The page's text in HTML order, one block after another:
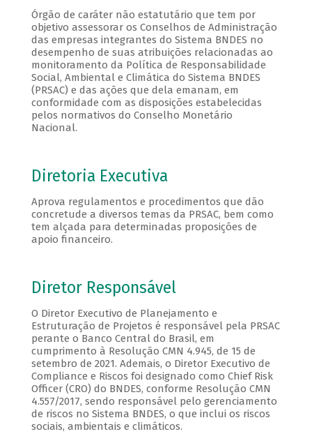
Órgão de caráter não estatutário que tem por
objetivo assessorar os Conselhos de Administração
das empresas integrantes do Sistema BNDES no
desempenho de suas atribuições relacionadas ao
monitoramento da Política de Responsabilidade
Social, Ambiental e Climática do Sistema BNDES
(PRSAC) e das ações que dela emanam, em
conformidade com as disposições estabelecidas
pelos normativos do Conselho Monetário
Nacional.
Diretoria Executiva
Aprova regulamentos e procedimentos que dão
concretude a diversos temas da PRSAC, bem como
tem alçada para determinadas proposições de
apoio financeiro.
Diretor Responsável
O Diretor Executivo de Planejamento e
Estruturação de Projetos é responsável pela PRSAC
perante o Banco Central do Brasil, em
cumprimento à Resolução CMN 4.945, de 15 de
setembro de 2021. Ademais, o Diretor Executivo de
Compliance e Riscos foi designado como Chief Risk
Officer (CRO) do BNDES, conforme Resolução CMN
4.557/2017, sendo responsável pelo gerenciamento
de riscos no Sistema BNDES, o que inclui os riscos
sociais, ambientais e climáticos.